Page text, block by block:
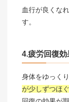
血行が良くなれ
す。
4.疲労回復効
身体をゆっく
が少しずつほぐ